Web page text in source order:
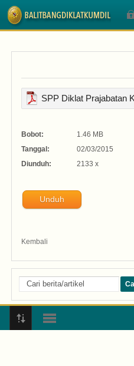
SPP Diklat Prajabatan
Bobot:
1.46 MB
Tanggal:
02/03/2015
Diunduh:
2133 x
Unduh
Kembali
Sign In